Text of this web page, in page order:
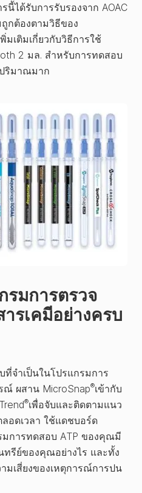
นี้ได้รับการรับรองจาก AOAC
กต้องตามวิธีของ
พิ่มเติมเกี่ยวกับวิธีการใช้
2 มล. สำหรับการทดสอบ
ริมาณมาก
รมการตรวจ
รเคมีอย่างครบ
ที่จำเป็นในโปรแกรมการ
ผสาน MicroSnap®เข้ากับ
®เพื่อจับและติดตามแนว
อดเวลา ใช้แดชบอร์ด
มการทดสอบ ATP ของคุณมี
รีย์ของคุณอย่างไร และทั้ง
มเสี่ยงของเหตุการณ์การปน